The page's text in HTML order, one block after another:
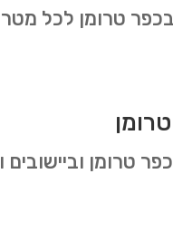
בכפר טרומן לכל
טרומן